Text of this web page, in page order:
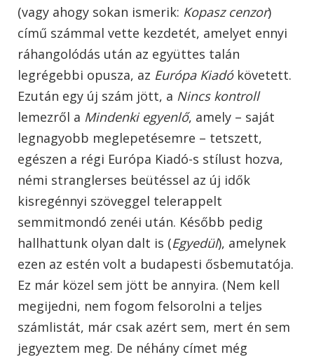
(vagy ahogy sokan ismerik: Kopasz cenzor)
című számmal vette kezdetét, amelyet ennyi
ráhangolódás után az együttes talán
legrégebbi opusza, az Európa Kiadókövetett.
Ezután egy új szám jött, a Nincs kontroll
lemezről a Mindenki egyenlő, amely – saját
legnagyobb meglepetésemre – tetszett,
egészen a régi Európa Kiadó-s stílust hozva,
némi stranglerses beütéssel az új idők
kisregénnyi szöveggel telerappelt
semmitmondó zenéi után. Később pedig
hallhattunk olyan dalt is (Egyedül), amelynek
ezen az estén volt a budapesti ősbemutatója.
Ez már közel sem jött be annyira. (Nem kell
megijedni, nem fogom felsorolni a teljes
számlistát, már csak azért sem, mert én sem
jegyeztem meg. De néhány címet még